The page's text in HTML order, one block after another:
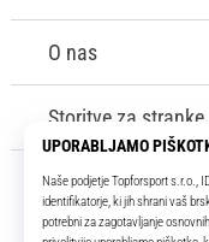
O nas
Storitve za stranke